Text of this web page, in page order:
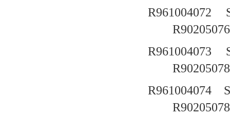
R961004072
R961004073
R961004074